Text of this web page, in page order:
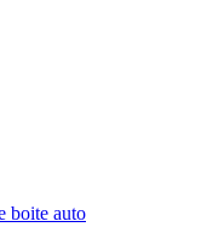
boite auto